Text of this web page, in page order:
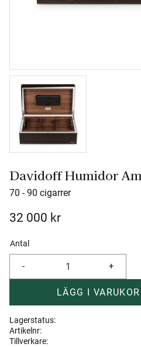
Davidoff Humidor
70 - 90 cigarrer
32 000 kr
Antal
+
-
Lagerstatus
Artikelnr
Tillverkare